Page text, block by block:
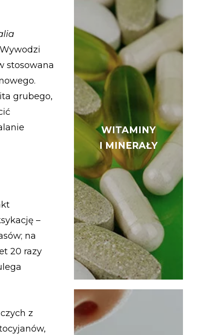
stosowana
grubego,
–
na
20 razy
z
WITAMINY
I MINERAŁY
WITAMINY
I MINERAŁY